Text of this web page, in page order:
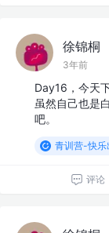
徐锦桐
3年前
Day16，今天
虽然自己也是
吧。
青训营-快乐
评论